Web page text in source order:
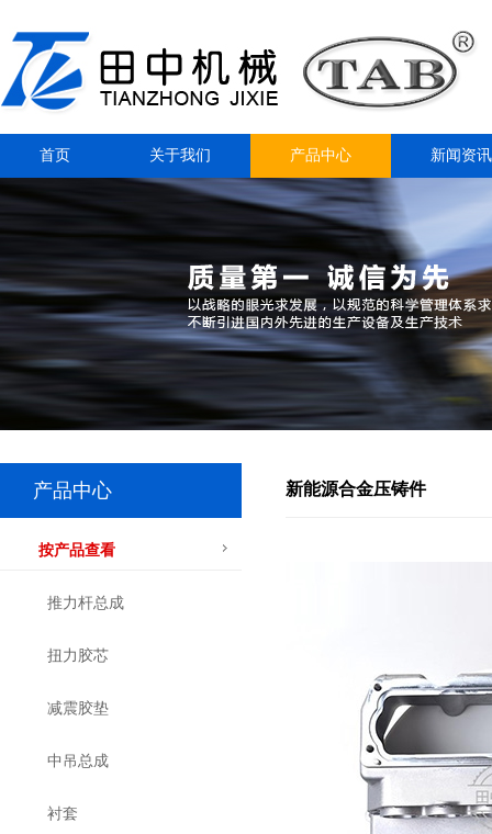
首页 关于我们 产品中心 新闻资讯
产品中心
按产品查看
推力杆总成
扭力胶芯
减震胶垫
中吊总成
衬套
新能源合金压铸件